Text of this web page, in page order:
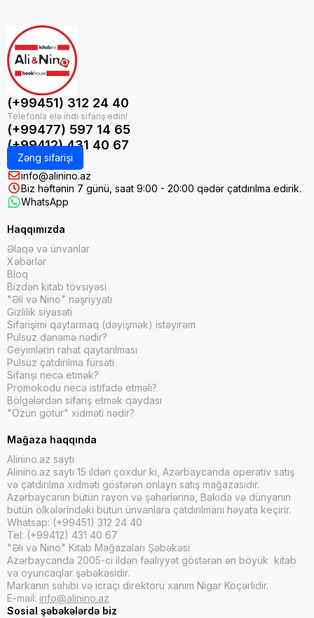
(+99451) 312 24 40
(+99477) 597 14 65
(+99412) 431 40 67
Zəng sifarişi
info@alinino.az
Biz həftənin 7 günü, saat 9:00 - 20:00 qədər çatdırılma edirik.
WhatsApp
Haqqımızda
Əlaqə və ünvanlar
Xəbərlər
Bloq
Bizdən kitab tövsiyəsi
"Əli və Nino" nəşriyyatı
Gizlilik siyasəti
Sifarişimi qaytarmaq (dəyişmək) istəyirəm
Pulsuz dənəmə nədir?
Geyimlərin rahat qaytarılması
Pulsuz çatdırılma fürsəti
Sifarişi necə etmək?
Promokodu necə istifadə etməli?
Bölgələrdən sifariş etmək qaydası
"Özün götür" xidməti nədir?
Mağaza haqqında
Alinino.az saytı
Alinino.az saytı 15 ildən çoxdur ki, Azərbaycanda operativ satış
və çatdırılma xidməti göstərən onlayn satış mağazasıdır.
Azərbaycanın bütün rayon və şəhərlərinə, Bakıda və dünyanın
bütün ölkələrindəki bütün ünvanlara çatdırılmanı həyata keçirir.
Whatsap: (+99451) 312 24 40
Tel: (+99412) 431 40 67
"Əli və Nino" Kitab Mağazaları Şəbəkəsi
Azərbaycanda 2005-ci ildən fəaliyyət göstərən ən böyük kitab
və oyuncaqlar şəbəkəsidir.
Markanın sahibi və icraçı direktoru xanım Nigar Köçərlidir.
E-mail: info@alinino.az
Sosial şəbəkələrdə biz